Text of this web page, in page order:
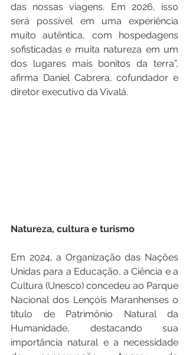
das nossas viagens. Em 2026, isso
será possível em uma experiência
muito autêntica, com hospedagens
sofisticadas e muita natureza em um
dos lugares mais bonitos da terra”,
afirma Daniel Cabrera, cofundador e
diretor executivo da Vivalá.
Natureza, cultura e turismo
Em 2024, a Organização das Nações
Unidas para a Educação, a Ciência e a
Cultura (Unesco) concedeu ao Parque
Nacional dos Lençóis Maranhenses o
título de Patrimônio Natural da
Humanidade, destacando sua
importância natural e a necessidade